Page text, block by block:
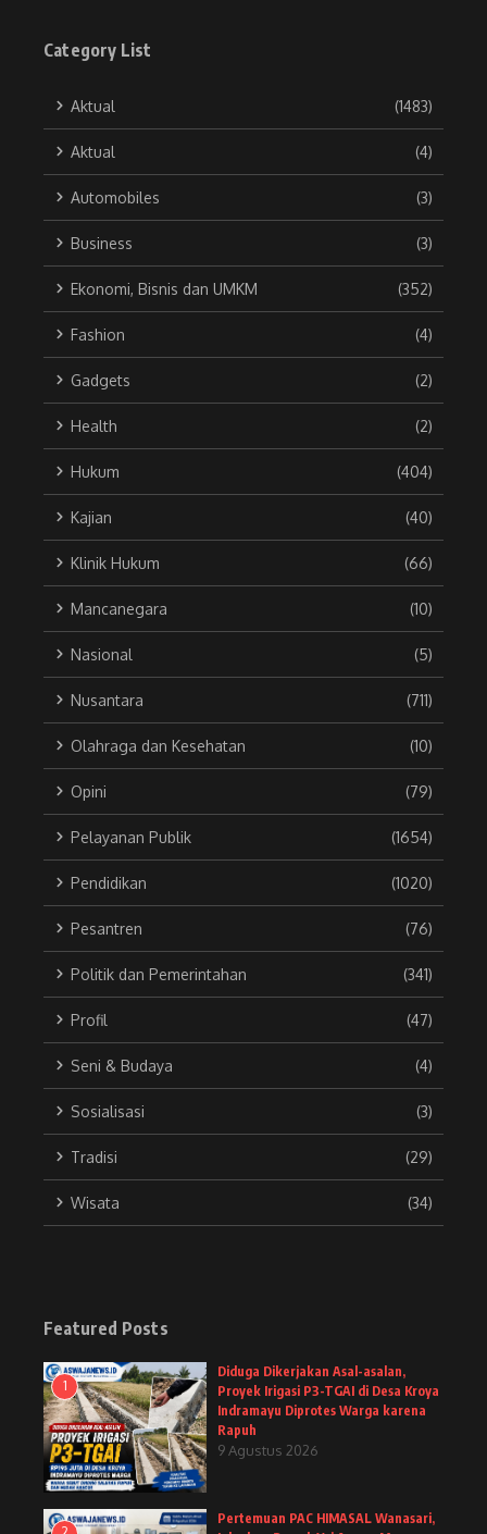
Category List
Aktual (1483)
Aktual (4)
Automobiles (3)
Business (3)
Ekonomi, Bisnis dan UMKM (352)
Fashion (4)
Gadgets (2)
Health (2)
Hukum (404)
Kajian (40)
Klinik Hukum (66)
Mancanegara (10)
Nasional (5)
Nusantara (711)
Olahraga dan Kesehatan (10)
Opini (79)
Pelayanan Publik (1654)
Pendidikan (1020)
Pesantren (76)
Politik dan Pemerintahan (341)
Profil (47)
Seni & Budaya (4)
Sosialisasi (3)
Tradisi (29)
Wisata (34)
Featured Posts
1
Diduga Dikerjakan Asal-asalan,
Proyek Irigasi P3-TGAI di Desa Kroya
Indramayu Diprotes Warga karena
Rapuh
9 Agustus 2026
Pertemuan PAC HIMASAL Wanasari,